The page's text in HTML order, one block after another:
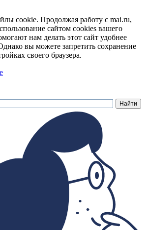
cookie. Продолжая работу с mai.ru,
сайтом cookies вашего
нам делать этот сайт удобнее
вы можете запретить сохранение
своего браузера.